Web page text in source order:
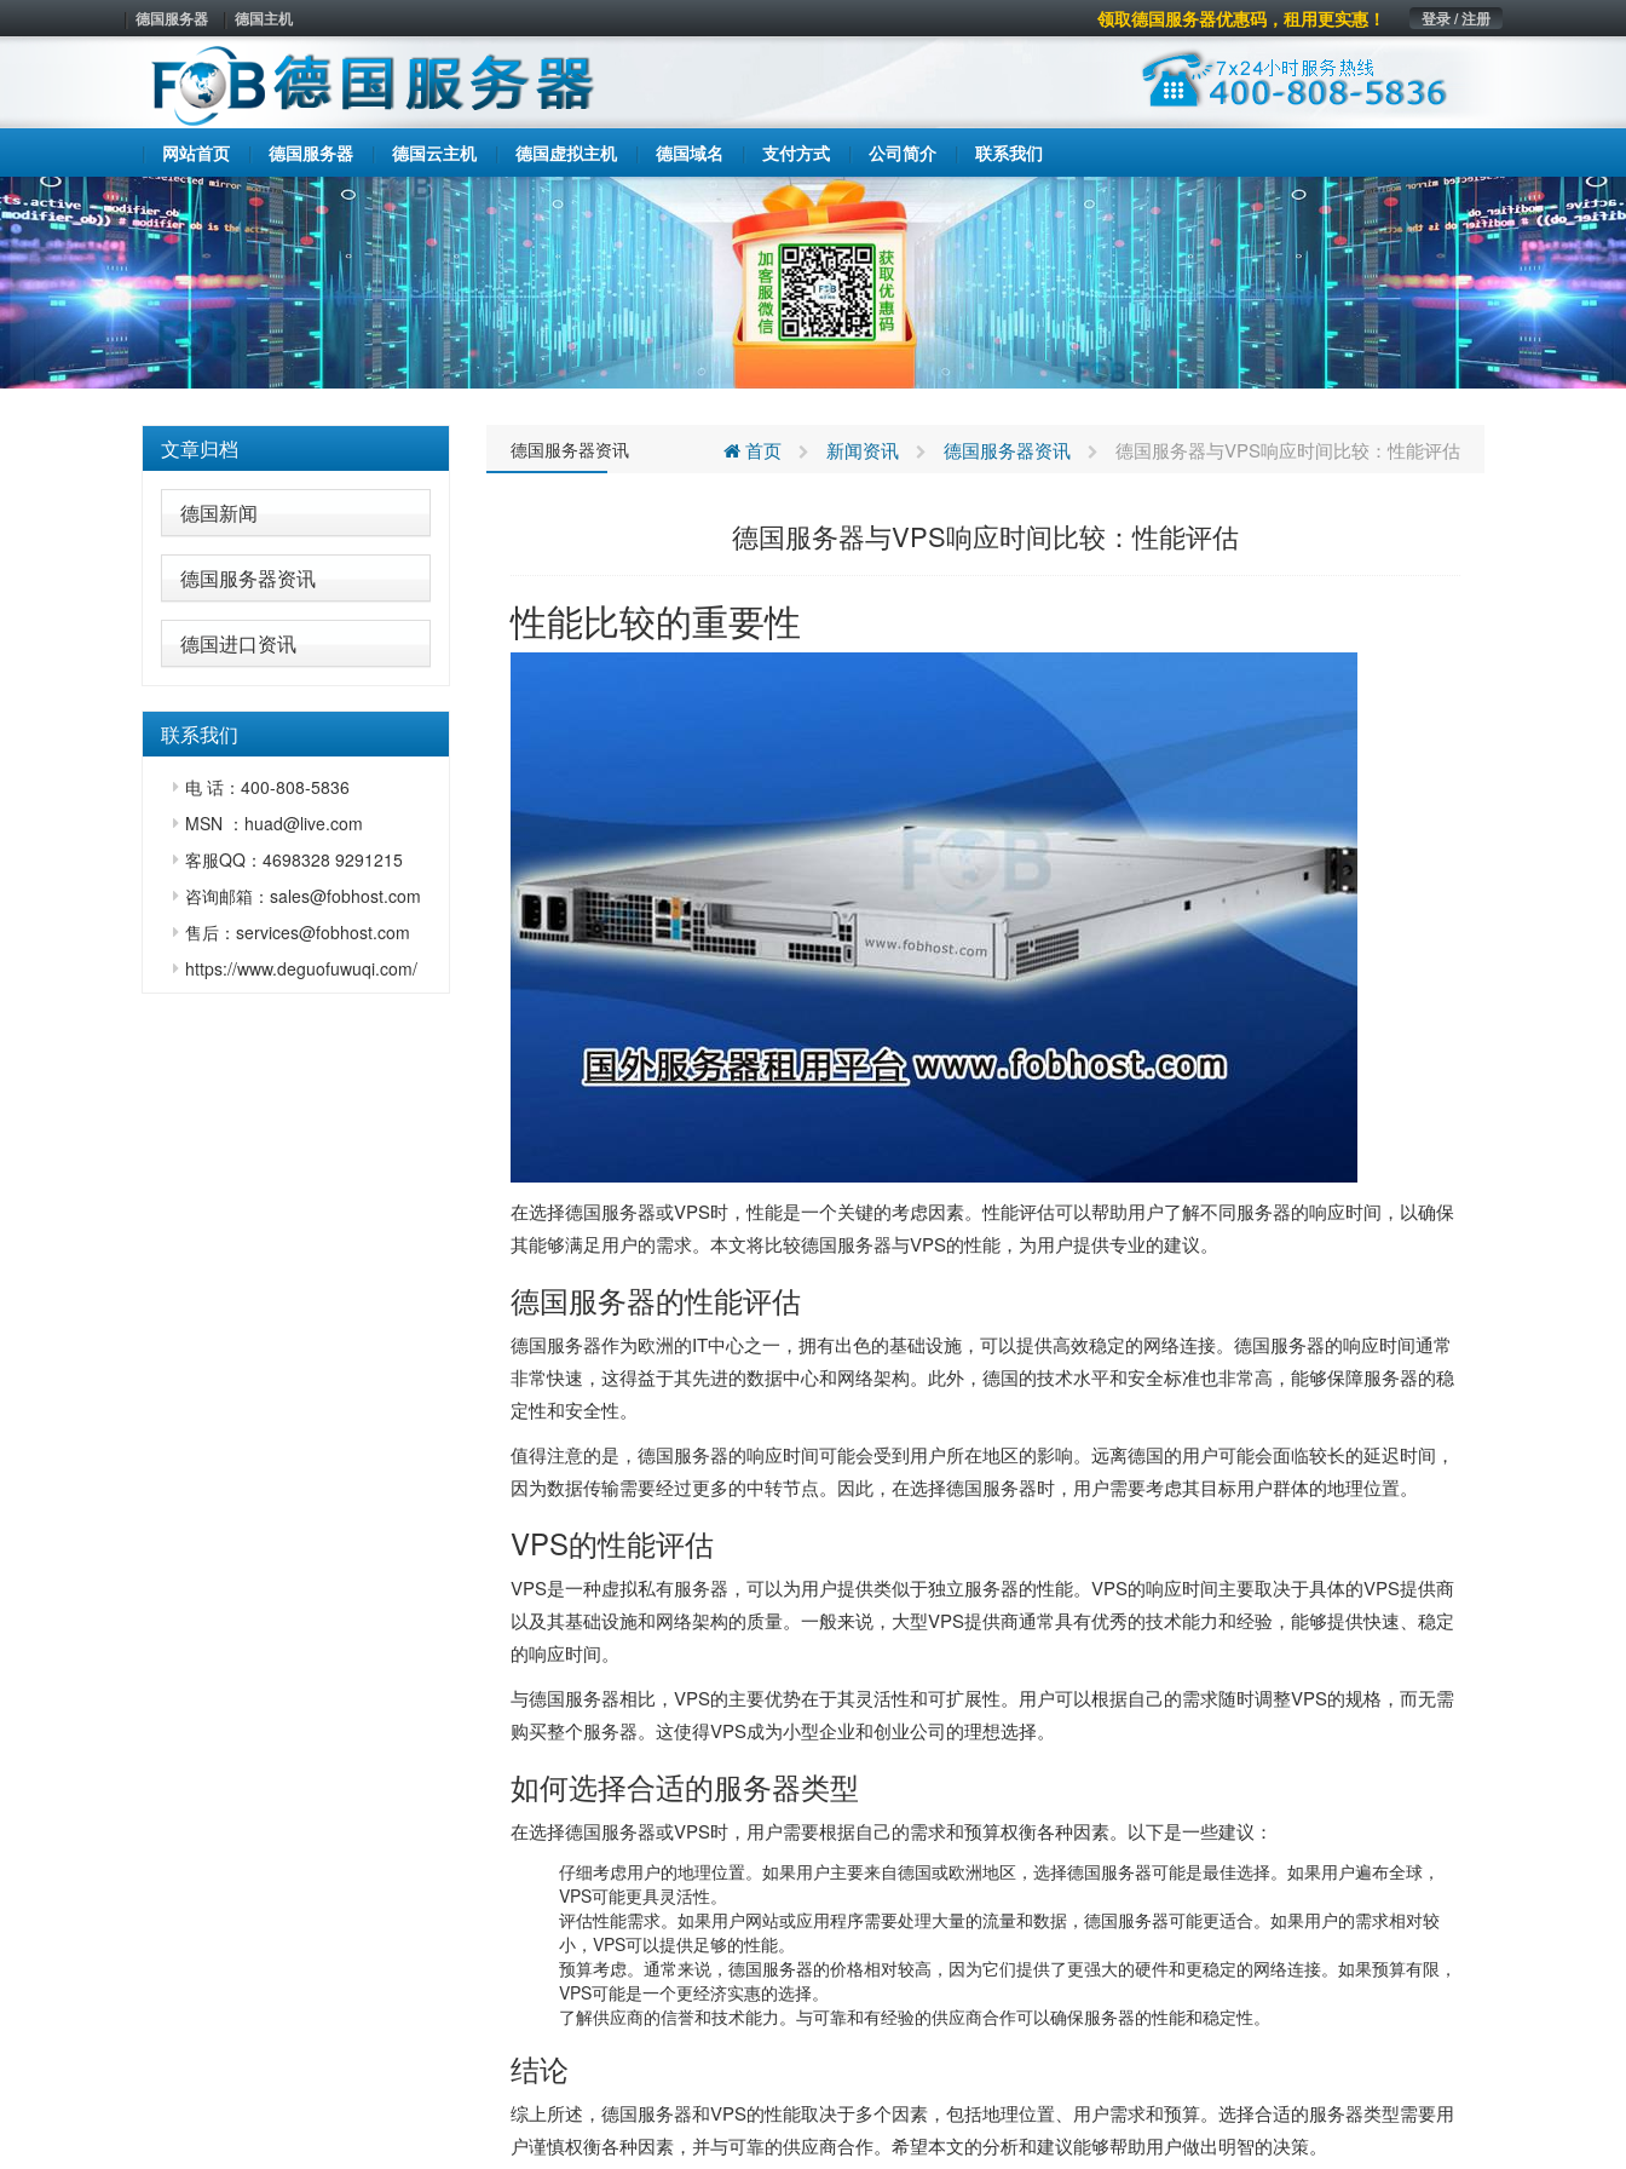
德国服务器 德国主机 登录 / 注册
领取德国服务器优惠码，租用更实惠！
网站首页 德国服务器 德国云主机 德国虚拟主机 德国域名 支付方式 公司简介 联系我们
文章归档
德国新闻
德国服务器资讯
德国进口资讯
联系我们
电 话：400-808-5836
MSN ：huad@live.com
客服QQ：4698328 9291215
咨询邮箱：sales@fobhost.com
售后：services@fobhost.com
https://www.deguofuwuqi.com/
德国服务器资讯 首页 新闻资讯 德国服务器资讯 德国服务器与VPS响应时间比较：性能评估
德国服务器与VPS响应时间比较：性能评估
性能比较的重要性
在选择德国服务器或VPS时，性能是一个关键的考虑因素。性能评估可以帮助用户了解不同服务器的响应时间，以确保
其能够满足用户的需求。本文将比较德国服务器与VPS的性能，为用户提供专业的建议。
德国服务器的性能评估
德国服务器作为欧洲的IT中心之一，拥有出色的基础设施，可以提供高效稳定的网络连接。 德国服务器的响应时间通常
非常快速，这得益于其先进的数据中心和网络架构。此外，德国的技术水平和安全标准也非常高，能够保障服务器的稳
定性和安全性。
值得注意的是，德国服务器的响应时间可能会受到用户所在地区的影响。远离德国的用户可能会面临较长的延迟时间，
因为数据传输需要经过更多的中转节点。因此，在选择德国服务器时，用户需要考虑其目标用户群体的地理位置。
VPS的性能评估
VPS是一种虚拟私有服务器，可以为用户提供类似于独立服务器的性能。VPS的响应时间主要取决于具体的VPS提供商
以及其基础设施和网络架构的质量。一般来说，大型VPS提供商通常具有优秀的技术能力和经验，能够提供快速、稳定
的响应时间。
与德国服务器相比，VPS的主要优势在于其灵活性和可扩展性。用户可以根据自己的需求随时调整VPS的规格，而无需
购买整个服务器。这使得VPS成为小型企业和创业公司的理想选择。
如何选择合适的服务器类型
在选择德国服务器或VPS时，用户需要根据自己的需求和预算权衡各种因素。以下是一些建议：
仔细考虑用户的地理位置。如果用户主要来自德国或欧洲地区，选择德国服务器可能是最佳选择。如果用户遍布全球，
VPS可能更具灵活性。
评估性能需求。如果用户网站或应用程序需要处理大量的流量和数据，德国服务器可能更适合。如果用户的需求相对较
小，VPS可以提供足够的性能。
预算考虑。通常来说，德国服务器的价格相对较高，因为它们提供了更强大的硬件和更稳定的网络连接。如果预算有限，
VPS可能是一个更经济实惠的选择。
了解供应商的信誉和技术能力。与可靠和有经验的供应商合作可以确保服务器的性能和稳定性。
结论
综上所述，德国服务器和VPS的性能取决于多个因素，包括地理位置、用户需求和预算。选择合适的服务器类型需要用
户谨慎权衡各种因素，并与可靠的供应商合作。希望本文的分析和建议能够帮助用户做出明智的决策。